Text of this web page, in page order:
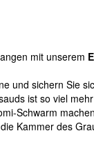
mit unserem
und sichern Sie
ist so viel
Schwarm
Kammer des